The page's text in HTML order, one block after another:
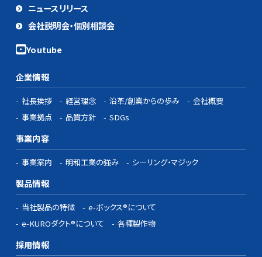
ニュースリリース
会社説明会・個別相談会
企業情報
社長挨拶 経営理念 沿革/創業からの歩み
会社概要
事業拠点
品質方針 SDGs
事業内容
事業案内 明和工業の強み シーリング・マジック
製品情報
当社製品の特徴
e-ボックス®について
e-KUROダクト®について
各種製作物
採用情報